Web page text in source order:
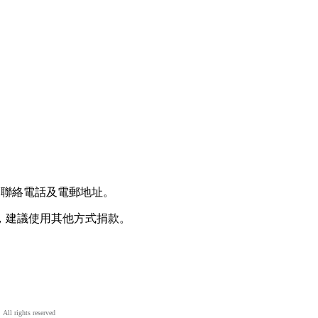
絡電話及電郵地址。
議使用其他方式捐款。
rights reserved